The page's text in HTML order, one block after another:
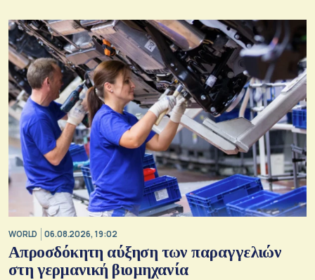
WORLD 06.08.2026, 19:02
Απροσδόκητη αύξηση των παραγγελιών
στη γερμανική βιομηχανία